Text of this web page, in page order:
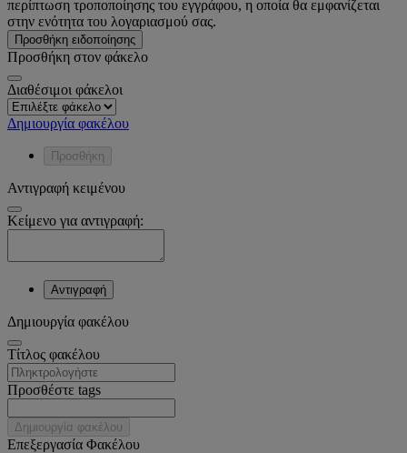
περίπτωση τροποποίησης του εγγράφου, η οποία θα εμφανίζεται
στην ενότητα του λογαριασμού σας.
Προσθήκη ειδοποίησης
Προσθήκη στον φάκελο
Διαθέσιμοι φάκελοι
Δημιουργία φακέλου
Προσθήκη
Αντιγραφή κειμένου
Κείμενο για αντιγραφή:
Αντιγραφή
Δημιουργία φακέλου
Tίτλος φακέλου
Προσθέστε tags
Δημιουργία φακέλου
Επεξεργασία Φακέλου